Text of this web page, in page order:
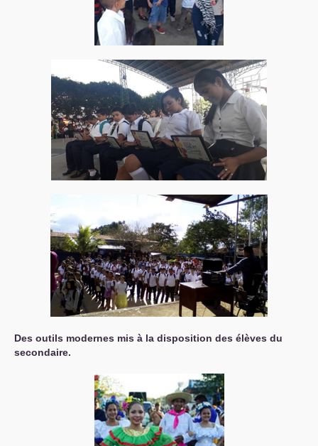
Des outils modernes mis à la disposition des élèves du
secondaire.